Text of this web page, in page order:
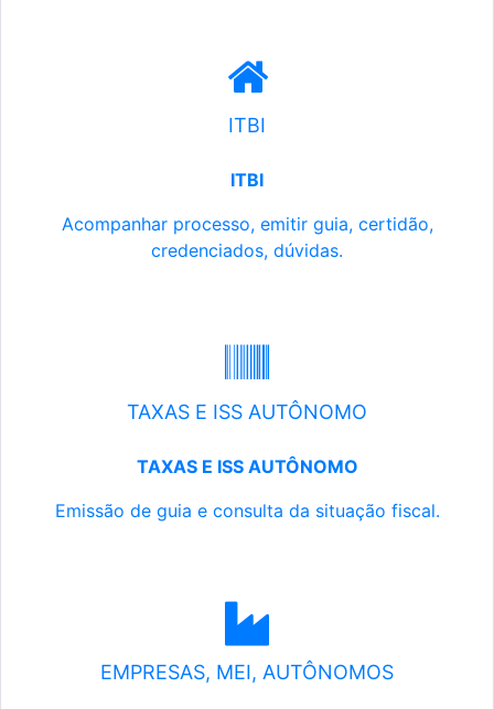
ITBI
ITBI
Acompanhar processo, emitir guia, certidão,
credenciados, dúvidas.
TAXAS E ISS AUTÔNOMO
TAXAS E ISS AUTÔNOMO
Emissão de guia e consulta da situação fiscal.
EMPRESAS, MEI, AUTÔNOMOS